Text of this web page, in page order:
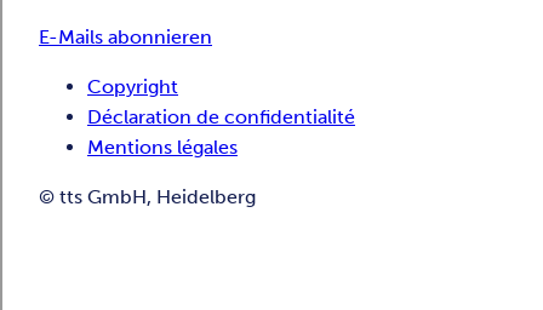
E-Mails abonnieren
Copyright
Déclaration de confidentialité
Mentions légales
© tts GmbH, Heidelberg